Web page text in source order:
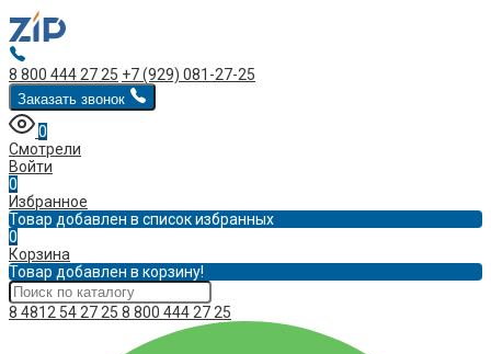
8 800 444 27 25 +7 (929) 081-27-25
Заказать звонок
0
Смотрели
Войти
0
Избранное
Товар добавлен в список избранных
0
Корзина
Товар добавлен в корзину!
8 4812 54 27 25 8 800 444 27 25